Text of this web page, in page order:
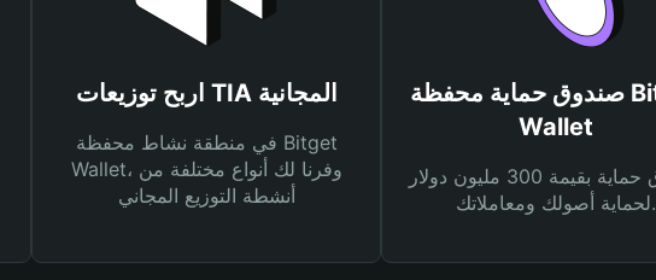
اربح توزيعات TIA المجانية
في منطقة نشاط محفظة Bitget
Wallet، وفرنا لك أنواع مختلفة من
أنشطة التوزيع المجاني
صندوق حماية محفظة Bitget
Wallet
صندوق حماية بقيمة 300 مليون دولار
لحماية أصولك ومعاملاتك.